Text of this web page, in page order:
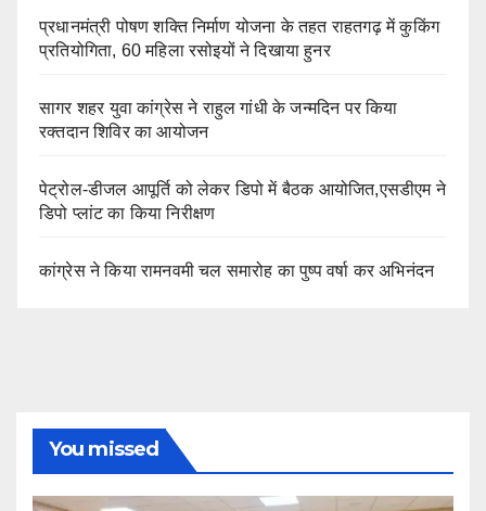
प्रधानमंत्री पोषण शक्ति निर्माण योजना के तहत राहतगढ़ में कुकिंग
प्रतियोगिता, 60 महिला रसोइयों ने दिखाया हुनर
सागर शहर युवा कांग्रेस ने राहुल गांधी के जन्मदिन पर किया
रक्तदान शिविर का आयोजन
पेट्रोल-डीजल आपूर्ति को लेकर डिपो में बैठक आयोजित,एसडीएम ने
डिपो प्लांट का किया निरीक्षण
कांग्रेस ने किया रामनवमी चल समारोह का पुष्प वर्षा कर अभिनंदन
You missed